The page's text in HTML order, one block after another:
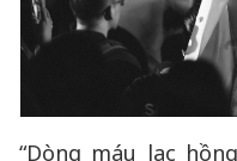
“Dòng máu lạc